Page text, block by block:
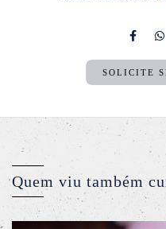
SOLICITE
Quem viu também